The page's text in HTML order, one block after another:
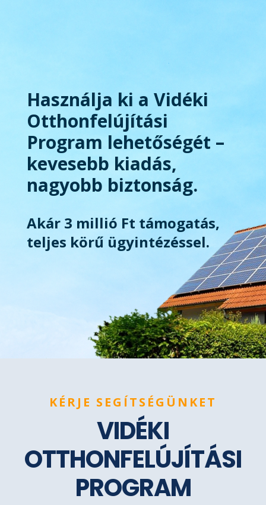
Használja ki a Vidéki
Otthonfelújítási
Program lehetőségét –
kevesebb kiadás,
nagyobb biztonság.
Akár 3 millió Ft támogatás,
teljes körű ügyintézéssel.
KÉRJE SEGÍTSÉGÜNKET
VIDÉKI
OTTHONFELÚJÍTÁSI
PROGRAM